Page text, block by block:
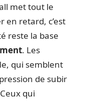
met tout le
en retard, c’est
reste la base
. Les
qui semblent
de subir
qui